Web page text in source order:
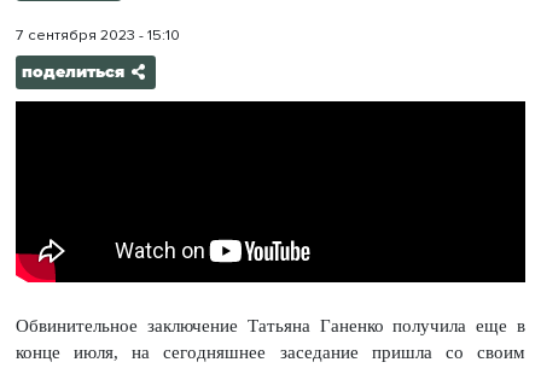
7 сентября 2023 - 15:10
поделиться
Обвинительное заключение Татьяна Ганенко получила еще в
конце июля, на сегодняшнее заседание пришла со своим